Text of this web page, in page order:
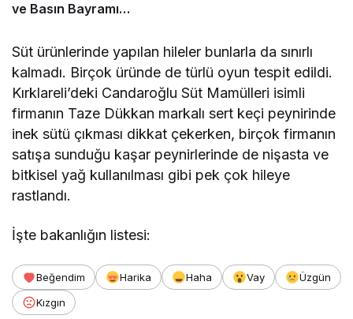
ve Basın Bayramı
Süt ürünlerinde yapılan hileler bunlarla da sınırlı
kalmadı. Birçok üründe de türlü oyun tespit edildi.
Kırklareli’deki Candaroğlu Süt Mamülleri isimli
firmanın Taze Dükkan markalı sert keçi peynirinde
inek sütü çıkması dikkat çekerken, birçok firmanın
satışa sunduğu kaşar peynirlerinde de nişasta ve
bitkisel yağ kullanılması gibi pek çok hileye
rastlandı.
İşte bakanlığın listesi:
Beğendim Harika Haha Vay
Üzgün
Kızgın